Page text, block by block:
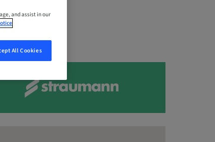
and assist in our
All Cookies